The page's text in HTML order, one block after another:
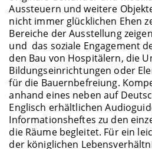
Aussteuern und weitere
nicht immer glücklichen Ehen
Bereiche der Ausstellung
und das soziale Engagement
den Bau von Hospitälern, die
Bildungseinrichtungen oder
für die Bauernbefreiung.
anhand eines neben auf
Englisch erhältlichen
Informationsheftes zu den
die Räume begleitet. Für ein
der königlichen